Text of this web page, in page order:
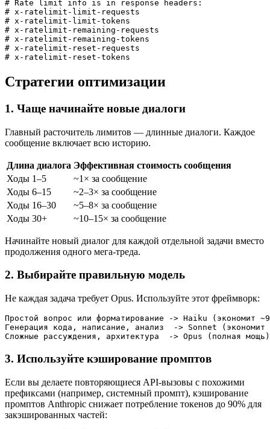
# Rate limit info is in response headers:
# x-ratelimit-limit-requests
# x-ratelimit-limit-tokens
# x-ratelimit-remaining-requests
# x-ratelimit-remaining-tokens
# x-ratelimit-reset-requests
Стратегии оптимизации
1. Чаще начинайте новые диалоги
Главный расточитель лимитов — длинные диалоги. Каждое
сообщение включает всю историю.
Длина диалога Эффективная стоимость сообщения
Ходы 1–5
~1× за сообщение
Ходы 6–15
~2–3× за сообщение
Ходы 16–30
~5–8× за сообщение
Ходы 30+
~10–15× за сообщение
Начинайте новый диалог для каждой отдельной задачи вместо
продолжения одного мега-треда.
2. Выбирайте правильную модель
Не каждая задача требует Opus. Используйте этот фреймворк:
Простой вопрос или форматирование -> Haiku (экономит
Генерация кода, написание, анализ  -> Sonnet (экономит
3. Используйте кэширование промптов
Если вы делаете повторяющиеся API-вызовы с похожими
префиксами (например, системный промпт), кэширование
промптов Anthropic снижает потребление токенов до 90% для
закэшированных частей: